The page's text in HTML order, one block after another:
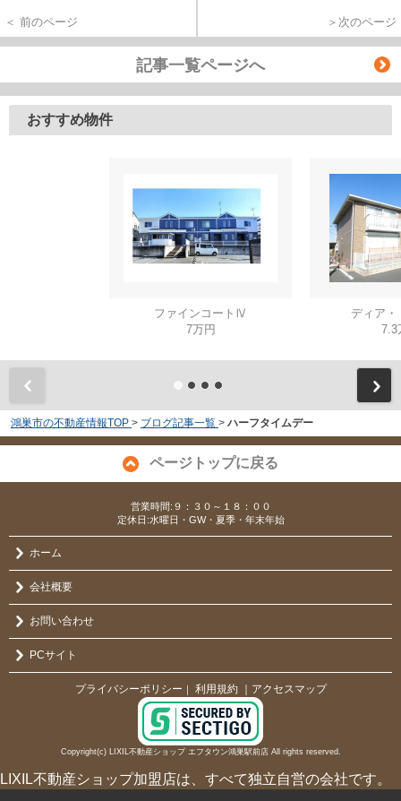
＜ 前のページ ＞次のページ
記事一覧ページへ
おすすめ物件
ファインコートⅣ
7万円
ディア・
7.3
鴻巣市の不動産情報TOP > ブログ記事一覧 > ハーフタイムデー
ページトップに戻る
営業時間:９：３０～１８：００
定休日:水曜日・GW・夏季・年末年始
ホーム
会社概要
お問い合わせ
PCサイト
プライバシーポリシー ｜ 利用規約 ｜アクセスマップ
Copyright(c) LIXIL不動産ショップ エフタウン鴻巣駅前店 All rights reserved.
LIXIL不動産ショップ加盟店は、すべて独立自営の会社です。